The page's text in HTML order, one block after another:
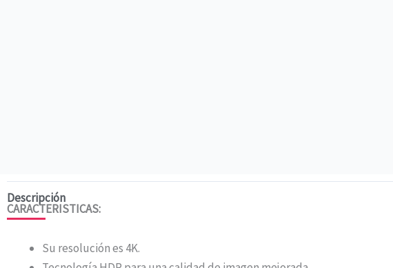
Descripción
CARACTERISTICAS:
Su resolución es 4K.